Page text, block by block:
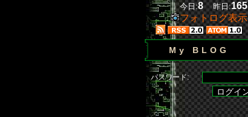
今日:8 昨日:165
フォトログ表示
My BLOG
パスワード: